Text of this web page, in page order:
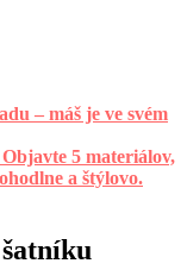
– máš je ve svém
5 materiálov,
a štýlovo.